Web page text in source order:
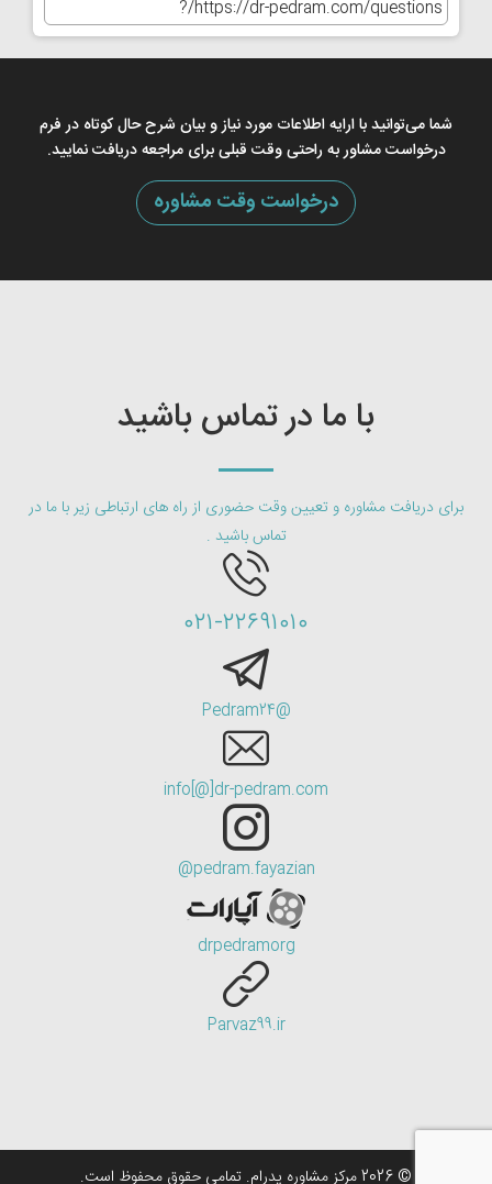
شما می‌توانید با ارایه اطلاعات مورد نیاز و بیان شرح حال کوتاه در فرم
درخواست مشاور به راحتی وقت قبلی برای مراجعه دریافت نمایید.
درخواست وقت مشاوره
با ما در تماس باشید
برای دریافت مشاوره و تعیین وقت حضوری از راه های ارتباطی زیر با ما در
تماس باشید .
۰۲۱-۲۲۶۹۱۰۱۰
@Pedram24
info[@]dr-pedram.com
pedram.fayazian@
drpedramorg
Parvaz99.ir
© 2026 مرکز مشاوره پدرام. تمامی حقوق محفوظ است.